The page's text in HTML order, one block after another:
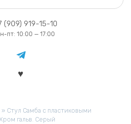
(909) 919-15-10
пт: 10:00 — 17:00
» Стул Самба с пластиковыми
гальв. Серый